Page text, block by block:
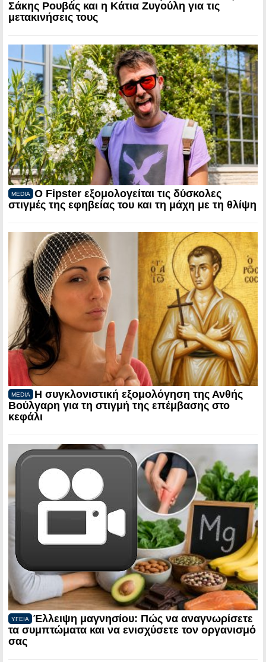
Σάκης Ρουβάς και η Κάτια Ζυγούλη για τις
μετακινήσεις τους
MEDIA
Ο Fipster εξομολογείται τις δύσκολες
στιγμές της εφηβείας του και τη μάχη με τη θλίψη
MEDIA
Η συγκλονιστική εξομολόγηση της Ανθής
Βούλγαρη για τη στιγμή της επέμβασης στο
κεφάλι
ΥΓΕΙΑ
Έλλειψη μαγνησίου: Πώς να αναγνωρίσετε
τα συμπτώματα και να ενισχύσετε τον οργανισμό
σας